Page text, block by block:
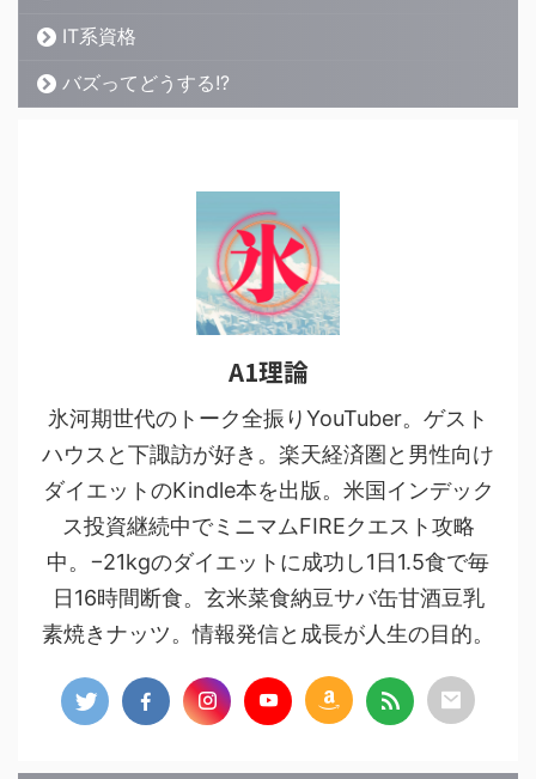
IT系資格
バズってどうする!?
A1理論
氷河期世代のトーク全振りYouTuber。ゲスト
ハウスと下諏訪が好き。楽天経済圏と男性向け
ダイエットのKindle本を出版。米国インデック
ス投資継続中でミニマムFIREクエスト攻略
中。−21kgのダイエットに成功し1日1.5食で毎
日16時間断食。玄米菜食納豆サバ缶甘酒豆乳
素焼きナッツ。情報発信と成長が人生の目的。